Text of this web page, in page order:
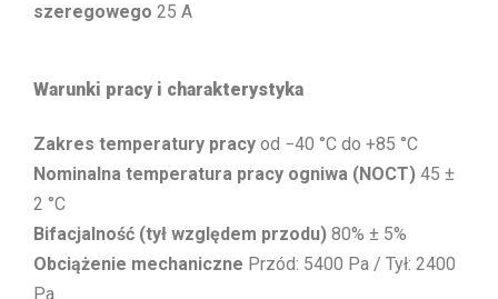
szeregowego 25 A
Warunki pracy i charakterystyka
Zakres temperatury pracy od −40 °C do +85 °C
Nominalna temperatura pracy ogniwa (NOCT) 45 ±
2 °C
Bifacjalność (tył względem przodu) 80% ± 5%
Obciążenie mechaniczne Przód: 5400 Pa / Tył: 2400
Pa